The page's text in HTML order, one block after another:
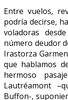
Entre vuelos,
podría decirse,
voladoras
número deudor
Irastorza
que hablamos
hermoso
Lautréamont
Buffon-,